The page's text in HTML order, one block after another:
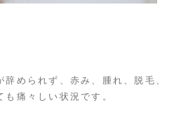
められず、赤み、腫れ、脱毛、
痛々しい状況です。